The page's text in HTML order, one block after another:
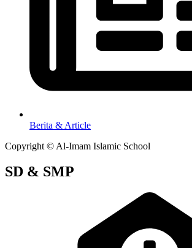
Berita & Article
Copyright © Al-Imam Islamic School
SD & SMP